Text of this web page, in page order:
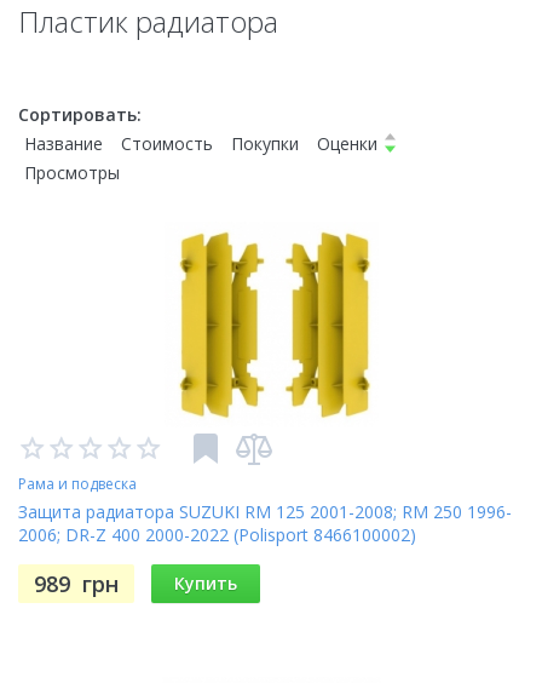
Пластик радиатора
Сортировать:
Название
Стоимость Покупки
Оценки
Просмотры
Рама и подвеска
Защита радиатора SUZUKI RM 125 2001-2008; RM 250 1996-
2006; DR-Z 400 2000-2022 (Polisport 8466100002)
989 грн Купить